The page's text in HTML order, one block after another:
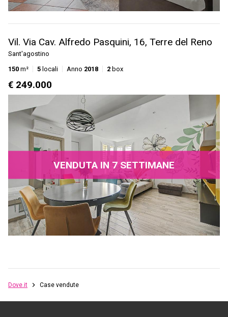
Vil. Via Cav. Alfredo Pasquini, 16, Terre del Reno
Sant'agostino
150 m² 5 locali Anno 2018 2 box
€ 249.000
VENDUTA IN 7 SETTIMANE
Dove.it Case vendute